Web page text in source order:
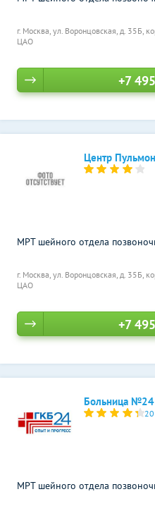
г. Москва, ул. Воронцовская, д. 35Б,
ЦАО
+7
Центр
г. Москва, ул. Воронцовская, д. 35Б,
ЦАО
МРТ шейного отдела
+7
Больница №24
МРТ шейного отдела